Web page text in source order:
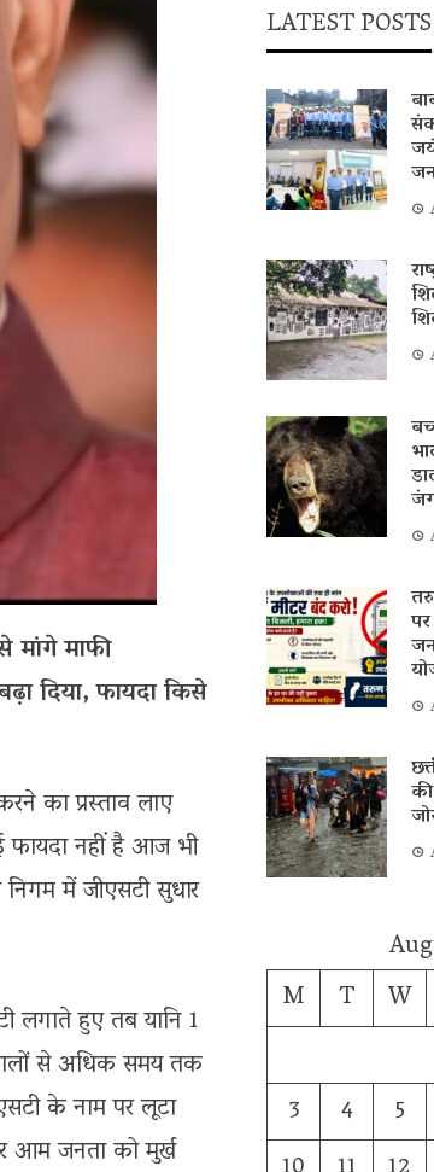
मांगे माफी
दिया, फायदा किसे
का प्रस्ताव लाए
फायदा नहीं है आज भी
में जीएसटी सुधार
लगाते हुए तब यानि 1
से अधिक समय तक
के नाम पर लूटा
आम जनता को मुर्ख
LATEST POSTS
M
T W
3
4 5